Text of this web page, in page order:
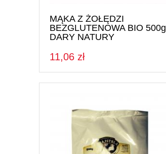
MĄKA Z ŻOŁĘDZI
BEZGLUTENOWA BIO 500g
DARY NATURY
11,06 zł